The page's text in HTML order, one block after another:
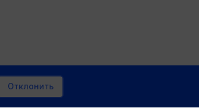
Отклонить